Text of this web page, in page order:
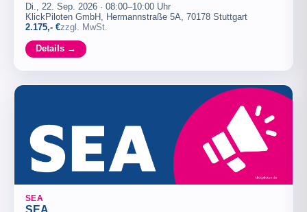
Di., 22. Sep. 2026 · 08:00–10:00 Uhr
KlickPiloten GmbH, Hermannstraße 5A, 70178 Stuttgart
2.175,- €zzgl. MwSt.
Details →
SEA
SEA